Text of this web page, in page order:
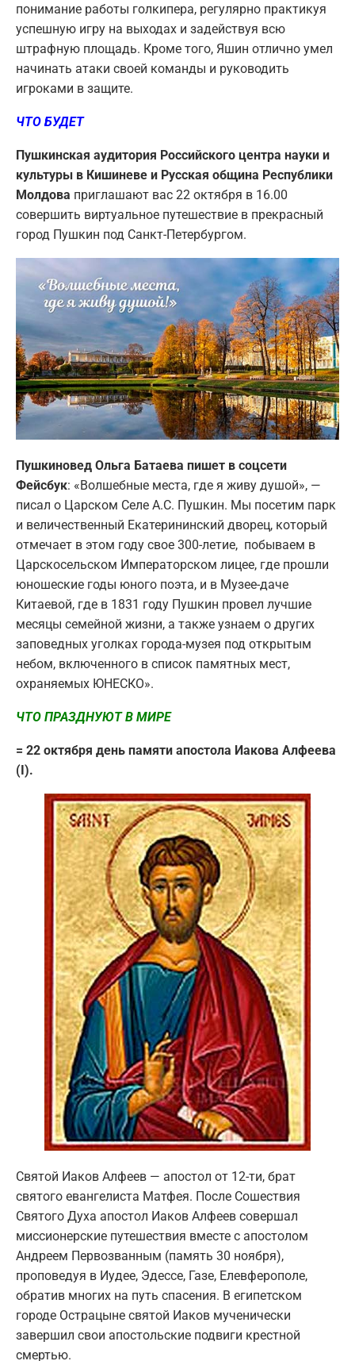
понимание работы голкипера, регулярно практикуя
успешную игру на выходах и задействуя всю
штрафную площадь. Кроме того, Яшин отлично умел
начинать атаки своей команды и руководить
игроками в защите.
ЧТО БУДЕТ
Пушкинская аудитория Российского центра науки и
культуры в Кишиневе и Русская община Республики
Молдова приглашают вас 22 октября в 16.00
совершить виртуальное путешествие в прекрасный
город Пушкин под Санкт-Петербургом.
Пушкиновед Ольга Батаева пишет в соцсети
Фейсбук: «Волшебные места, где я живу душой», —
писал о Царском Селе А.С. Пушкин. Мы посетим парк
и величественный Екатерининский дворец, который
отмечает в этом году свое 300-летие, побываем в
Царскосельском Императорском лицее, где прошли
юношеские годы юного поэта, и в Музее-даче
Китаевой, где в 1831 году Пушкин провел лучшие
месяцы семейной жизни, а также узнаем о других
заповедных уголках города-музея под открытым
небом, включенного в список памятных мест,
охраняемых ЮНЕСКО».
ЧТО ПРАЗДНУЮТ В МИРЕ
= 22 октября день памяти апостола Иакова Алфеева
(I).
Святой Иаков Алфеев — апостол от 12-ти, брат
святого евангелиста Матфея. После Сошествия
Святого Духа апостол Иаков Алфеев совершал
миссионерские путешествия вместе с апостолом
Андреем Первозванным (память 30 ноября),
проповедуя в Иудее, Эдессе, Газе, Елевферополе,
обратив многих на путь спасения. В египетском
городе Острацыне святой Иаков мученически
завершил свои апостольские подвиги крестной
смертью.